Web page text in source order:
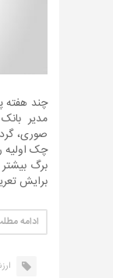
چند هفته
مدیر
صوری،
چک اولیه
برگ
برایش
ادامه